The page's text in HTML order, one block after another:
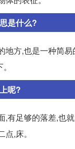
是什么?
地方,也是一种简
呢?
,有足够的落差,也
,床。